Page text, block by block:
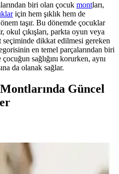
biri olan çocuk montları,
için hem şıklık hem de
taşır. Bu dönemde çocuklar
okul çıkışları, parkta oyun veya
dikkat edilmesi gereken
en temel parçalarından biri
sağlığını korurken, aynı
da olanak sağlar.
Güncel
Kaz Tüyü ve Nakış